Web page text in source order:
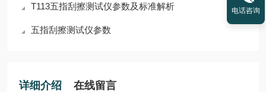
T113五指刮擦测试仪参数及标准解析
五指刮擦测试仪参数
详细介绍 在线留言
电话咨询